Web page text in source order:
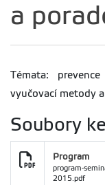
a
Témata:
vyučovací metody
Soubory
Program
program-
2015.pdf